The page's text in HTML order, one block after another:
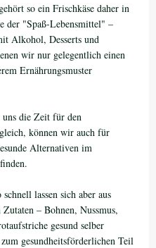
so ein Frischkäse daher in
der "Spaß-Lebensmittel" –
Alkohol, Desserts und
wir nur gelegentlich einen
Ernährungsmuster
die Zeit für den
können wir auch für
Alternativen im
schnell lassen sich aber aus
– Bohnen, Nussmus,
gesund selber
gesundheitsförderlichen Teil